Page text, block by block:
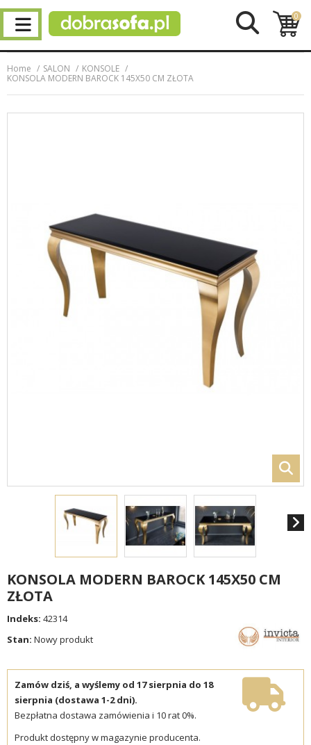
0
Home SALON
KONSOLE
KONSOLA MODERN BAROCK 145X50 CM ZŁOTA
KONSOLA MODERN BAROCK 145X50 CM
ZŁOTA
Indeks: 42314
Stan: Nowy produkt
Zamów dziś, a wyślemy od 17 sierpnia do 18
sierpnia (dostawa 1-2 dni).
Bezpłatna dostawa zamówienia i 10 rat 0%.
Produkt dostępny w magazynie producenta.